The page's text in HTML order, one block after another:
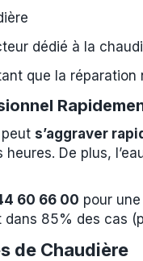
dédié à la
que la réparation
s’aggraver
heures. De plus,
60 66 00 pour
dans 85% des cas
de Chaudière